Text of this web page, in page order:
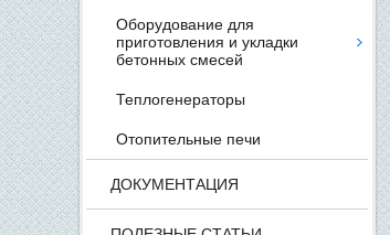
Оборудование для
приготовления и укладки
бетонных смесей
Теплогенераторы
Отопительные печи
ДОКУМЕНТАЦИЯ